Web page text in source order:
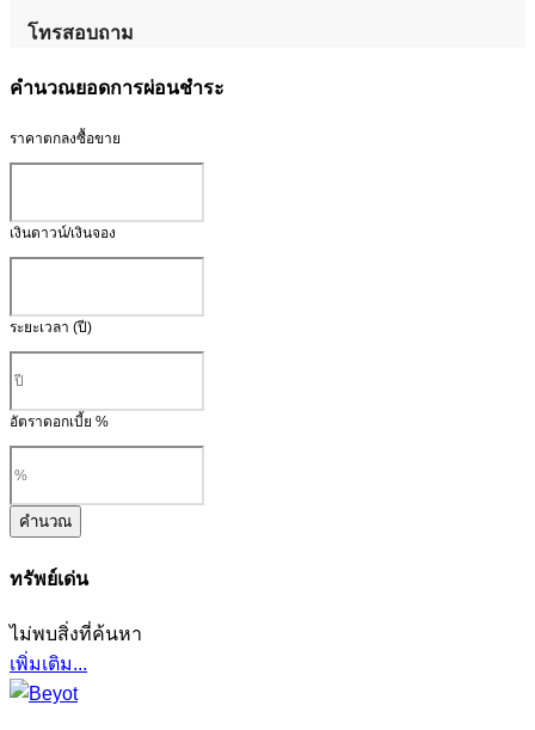
โทรสอบถาม
คำนวณยอดการผ่อนชำระ
ราคาตกลงซื้อขาย
เงินดาวน์/เงินจอง
ระยะเวลา (ปี)
อัตราดอกเบี้ย %
คำนวณ
ทรัพย์เด่น
ไม่พบสิ่งที่ค้นหา
เพิ่มเติม...